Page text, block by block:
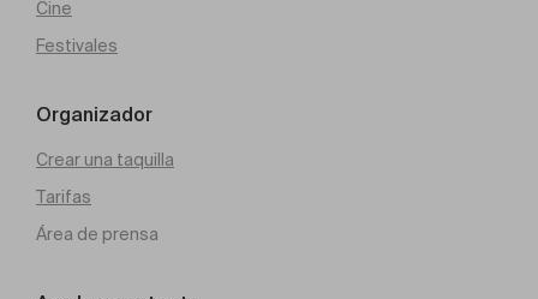
Cine
Festivales
Organizador
Crear una taquilla
Tarifas
Área de prensa